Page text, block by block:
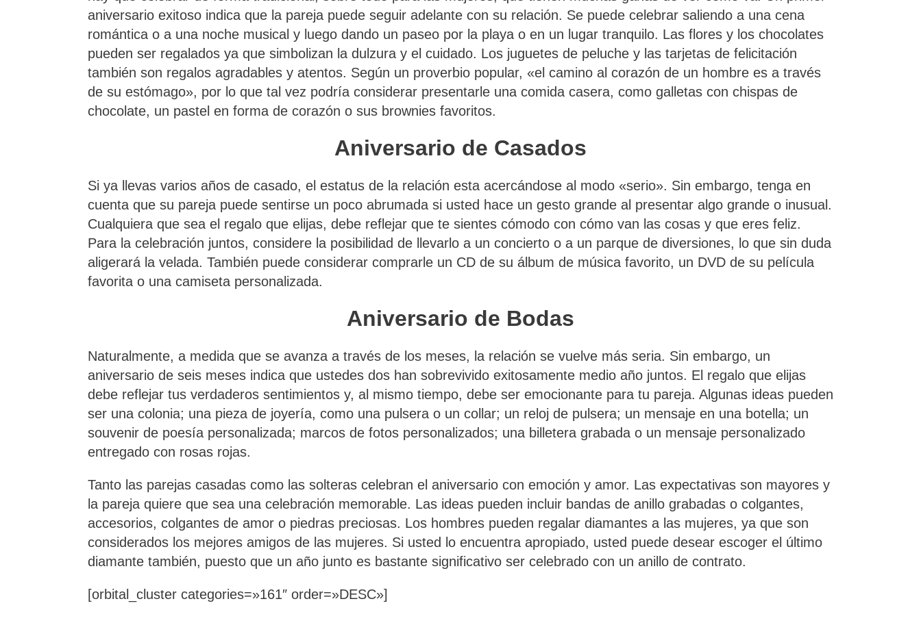
aniversario exitoso indica que la pareja puede seguir adelante con su relación. Se puede celebrar saliendo a una cena
romántica o a una noche musical y luego dando un paseo por la playa o en un lugar tranquilo. Las flores y los chocolates
pueden ser regalados ya que simbolizan la dulzura y el cuidado. Los juguetes de peluche y las tarjetas de felicitación
también son regalos agradables y atentos. Según un proverbio popular, «el camino al corazón de un hombre es a través
de su estómago», por lo que tal vez podría considerar presentarle una comida casera, como galletas con chispas de
chocolate, un pastel en forma de corazón o sus brownies favoritos.
Aniversario de Casados
Si ya llevas varios años de casado, el estatus de la relación esta acercándose al modo «serio». Sin embargo, tenga en
cuenta que su pareja puede sentirse un poco abrumada si usted hace un gesto grande al presentar algo grande o inusual.
Cualquiera que sea el regalo que elijas, debe reflejar que te sientes cómodo con cómo van las cosas y que eres feliz.
Para la celebración juntos, considere la posibilidad de llevarlo a un concierto o a un parque de diversiones, lo que sin duda
aligerará la velada. También puede considerar comprarle un CD de su álbum de música favorito, un DVD de su película
favorita o una camiseta personalizada.
Aniversario de Bodas
Naturalmente, a medida que se avanza a través de los meses, la relación se vuelve más seria. Sin embargo, un
aniversario de seis meses indica que ustedes dos han sobrevivido exitosamente medio año juntos. El regalo que elijas
debe reflejar tus verdaderos sentimientos y, al mismo tiempo, debe ser emocionante para tu pareja. Algunas ideas pueden
ser una colonia; una pieza de joyería, como una pulsera o un collar; un reloj de pulsera; un mensaje en una botella; un
souvenir de poesía personalizada; marcos de fotos personalizados; una billetera grabada o un mensaje personalizado
entregado con rosas rojas.
Tanto las parejas casadas como las solteras celebran el aniversario con emoción y amor. Las expectativas son mayores y
la pareja quiere que sea una celebración memorable. Las ideas pueden incluir bandas de anillo grabadas o colgantes,
accesorios, colgantes de amor o piedras preciosas. Los hombres pueden regalar diamantes a las mujeres, ya que son
considerados los mejores amigos de las mujeres. Si usted lo encuentra apropiado, usted puede desear escoger el último
diamante también, puesto que un año junto es bastante significativo ser celebrado con un anillo de contrato.
[orbital_cluster categories=»161″ order=»DESC»]